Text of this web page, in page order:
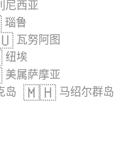
尼西亚
瑙鲁
瓦努阿图
纽埃
美属萨摩亚
岛 🇲🇭 马绍尔群岛